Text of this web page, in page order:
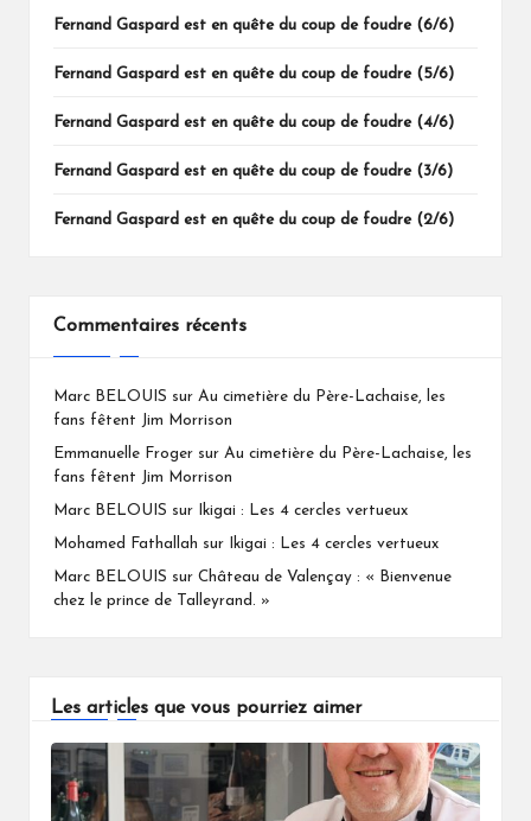
Fernand Gaspard est en quête du coup de foudre (6/6)
Fernand Gaspard est en quête du coup de foudre (5/6)
Fernand Gaspard est en quête du coup de foudre (4/6)
Fernand Gaspard est en quête du coup de foudre (3/6)
Fernand Gaspard est en quête du coup de foudre (2/6)
Commentaires récents
Marc BELOUIS sur Au cimetière du Père-Lachaise, les
fans fêtent Jim Morrison
Emmanuelle Froger sur Au cimetière du Père-Lachaise, les
fans fêtent Jim Morrison
Marc BELOUIS sur Ikigai : Les 4 cercles vertueux
Mohamed Fathallah sur Ikigai : Les 4 cercles vertueux
Marc BELOUIS sur Château de Valençay : « Bienvenue
chez le prince de Talleyrand. »
Les articles que vous pourriez aimer